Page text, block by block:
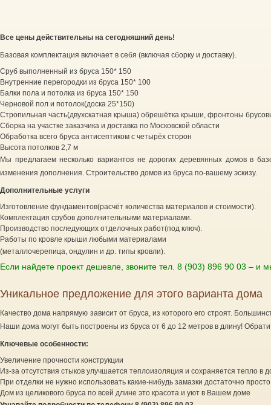
Все цены действительны на сегодняшний день!
Базовая комплектация включает в себя (включая сборку и доставку).
Сруб выполненный из бруса 150* 150
Внутренние перегородки из бруса 150* 100
Балки пола и потолка из бруса 150* 150
Черновой пол и потолок(доска 25*150)
Стропильная часть(двухскатная крыша) обрешётка крыши, фронтоны
Сборка на участке заказчика и доставка по Московской области
Обработка всего бруса антисептиком с четырёх сторон
Высота потолков 2,7 м
Мы предлагаем несколько вариантов не дорогих деревянных домов в
изменения дополнения. Строительство домов из бруса по-вашему эскизу.
Дополнительные услуги
Изготовление фундаментов(расчёт количества материалов и стоимости).
Комплектация срубов дополнительными материалами.
Производство последующих отделочных работ(под ключ).
Работы по кровле крыши любыми материалами
(металлочерепица, ондулин и др. типы кровли).
Если найдете проект дешевле, звоните тел. 8 (903) 896 90 03 – и
Уникальное предложение для этого варианта дома
Качество дома напрямую зависит от бруса, из которого его строят.
Наши дома могут быть построены из бруса от 6 до 12 метров в длину!
Ключевые особенности:
Увеличение прочности конструкции
Из-за отсутствия стыков улучшается теплоизоляция и сохраняется тепло в
При отделки не нужно использовать какие-нибудь замазки достаточно
Дом из целикового бруса по всей длине это красота и уют в Вашем доме